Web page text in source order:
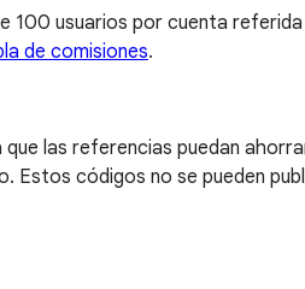
100 usuarios por cuenta
de comisiones.
las referencias puedan
códigos no se pueden